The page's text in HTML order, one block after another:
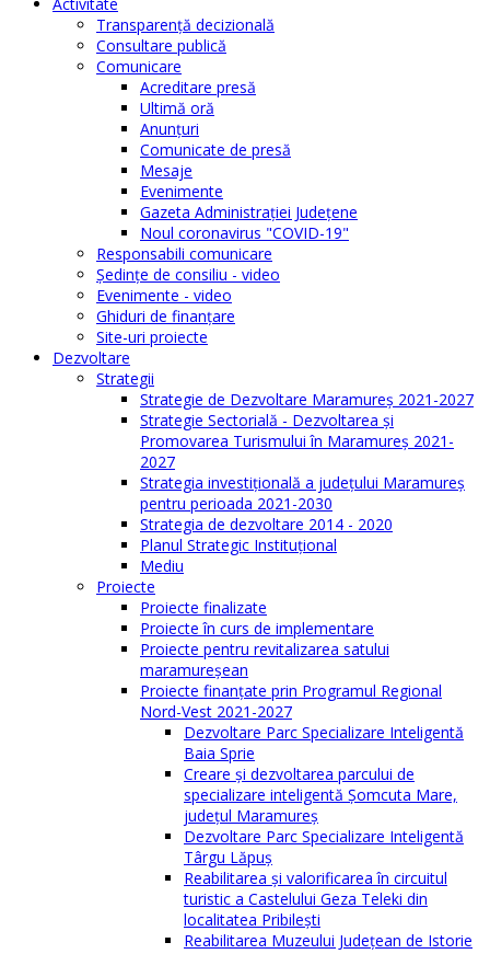
Transparenţă decizională
Consultare publică
Comunicare
Acreditare presă
Ultimă oră
Anunţuri
Comunicate de presă
Mesaje
Evenimente
Gazeta Administraţiei Judeţene
Noul coronavirus "COVID-19"
Responsabili comunicare
Şedinţe de consiliu - video
Evenimente - video
Ghiduri de finanţare
Site-uri proiecte
Dezvoltare
Strategii
Strategie de Dezvoltare Maramureș 2021-2027
Strategie Sectorială - Dezvoltarea și
Promovarea Turismului în Maramureș 2021-
2027
Strategia investiţională a județului Maramureș
pentru perioada 2021-2030
Strategia de dezvoltare 2014 - 2020
Planul Strategic Instituţional
Mediu
Proiecte
Proiecte finalizate
Proiecte în curs de implementare
Proiecte pentru revitalizarea satului
maramureşean
Proiecte finanțate prin Programul Regional
Nord-Vest 2021-2027
Dezvoltare Parc Specializare Inteligentă
Baia Sprie
Creare și dezvoltarea parcului de
specializare inteligentă Șomcuta Mare,
județul Maramureș
Dezvoltare Parc Specializare Inteligentă
Târgu Lăpuș
Reabilitarea și valorificarea în circuitul
turistic a Castelului Geza Teleki din
localitatea Pribilești
Reabilitarea Muzeului Județean de Istorie